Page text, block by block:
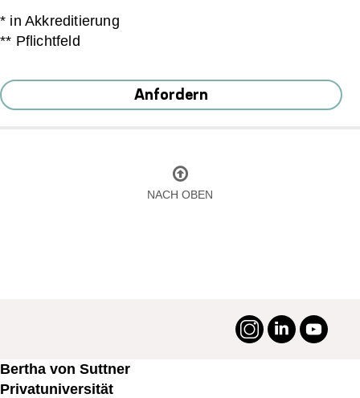
* in Akkreditierung
** Pflichtfeld
Anfordern
NACH OBEN
#suttneruni
Instagram
LinkedIn
Bertha von Suttner
Privatuniversität